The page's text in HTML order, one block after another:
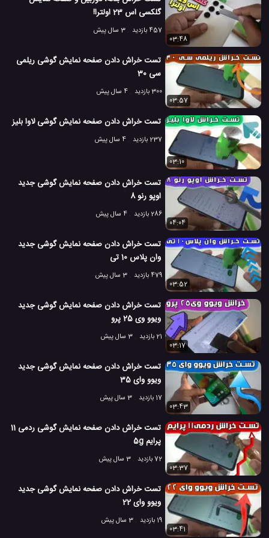
گلکسی اس 23 اولترا!
457 بازدید
3 سال پیش
03:48
تست خراش دادن صفحه نمایش گوشی ریلمی
سی 30
300 بازدید
4 سال پیش
03:57
تست خراش دادن صفحه نمایش گوشی لاوا بلیز
237 بازدید 4 سال پیش
03:10
تست خراش دادن صفحه نمایش گوشی جدید
اوپو رنو 8
286 بازدید
4 سال پیش
04:04
تست خراش دادن صفحه نمایش گوشی جدید
وان پلاس 10 تی
479 بازدید
3 سال پیش
03:52
تست خراش دادن صفحه نمایش گوشی جدید
ویوو وی 25 پرو
21 بازدید
3 سال پیش
03:17
تست خراش دادن صفحه نمایش گوشی جدید
ویوو وای 35
17 بازدید
3 سال پیش
03:43
تست خراش دادن صفحه نمایش گوشی ردمی 11
پرایم 5g
72 بازدید
3 سال پیش
03:37
تست خراش دادن صفحه نمایش گوشی جدید
ویوو وای 22
19 بازدید
3 سال پیش
03:41